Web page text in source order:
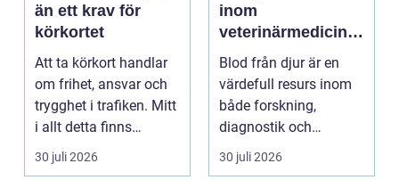
än ett krav för
körkortet
Att ta körkort handlar
om frihet, ansvar och
trygghet i trafiken. Mitt
i allt detta finns
riskutbild...
30 juli 2026
inom
veterinärmedicin
funktion, kvalitet
och användning
Blod från djur är en
värdefull resurs inom
både forskning,
diagnostik och
veterinärmedicin. När
blod...
30 juli 2026